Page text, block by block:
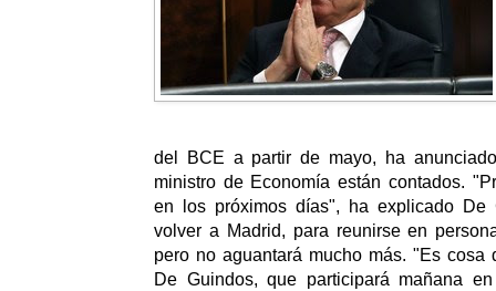
del BCE a partir de mayo, ha
ministro de Economía están contados.
en los próximos días", ha explicado De
volver a Madrid, para reunirse en
pero no aguantará mucho más. "Es cosa
De Guindos, que participará mañana